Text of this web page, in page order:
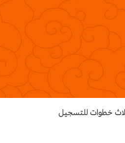
خطوات للتسجيل